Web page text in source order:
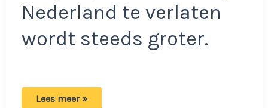
Nederland te verlaten
wordt steeds groter.
Meer
Lees meer »